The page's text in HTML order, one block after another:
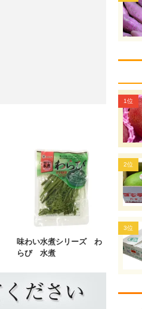
味わい水煮シリーズ わ
らび 水煮